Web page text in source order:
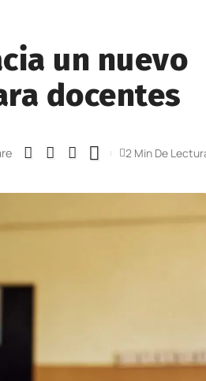
un nuevo
docentes
2 Min De